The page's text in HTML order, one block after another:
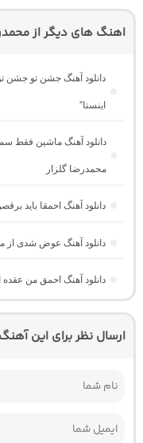
اهنگ های دیگر از
دانلود آهنگ جشن تو جشن
اینستا”
دانلود آهنگ ماشین فقط
محمدرضا گلزار
دانلود آهنگ احمقا باید
دانلود آهنگ عوض شدی از
دانلود آهنگ احمق من عقده
ارسال نظر برای این آهنگ